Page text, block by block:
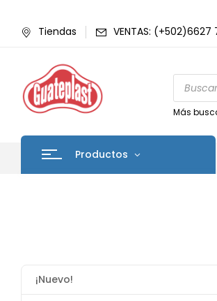
Tiendas VENTAS:
Más
Productos
¡Nuevo!